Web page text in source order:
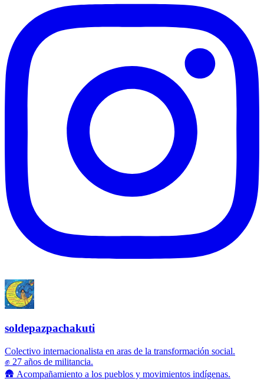
soldepazpachakuti
Colectivo internacionalista en aras de la transformación social.
✊ 27 años de militancia.
🛖 Acompañamiento a los pueblos y movimientos indígenas.